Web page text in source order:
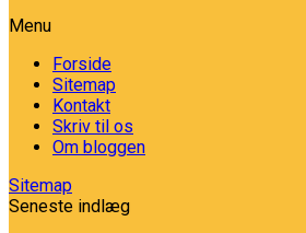
Menu
Forside
Sitemap
Kontakt
Skriv til os
Om bloggen
Sitemap
Seneste indlæg